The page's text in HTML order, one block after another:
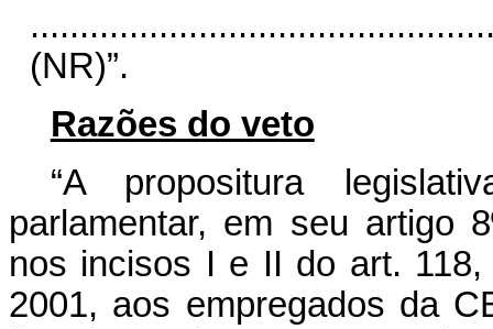
(NR)”.
Razões do veto
“A propositura
parlamentar, em seu artigo
nos incisos I e II do art.
2001, aos empregados da